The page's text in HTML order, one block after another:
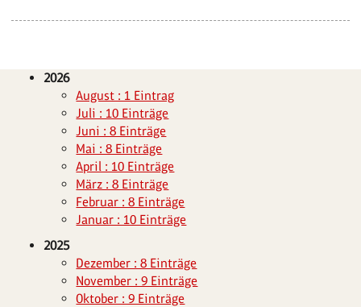
2026
August : 1 Eintrag
Juli : 10 Einträge
Juni : 8 Einträge
Mai : 8 Einträge
April : 10 Einträge
März : 8 Einträge
Februar : 8 Einträge
Januar : 10 Einträge
2025
Dezember : 8 Einträge
November : 9 Einträge
Oktober : 9 Einträge